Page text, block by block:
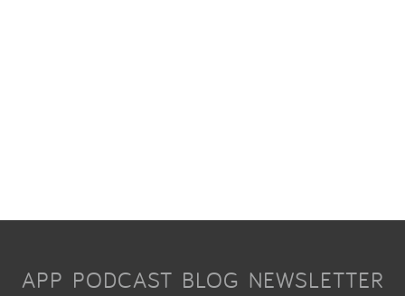
APP PODCAST BLOG NEWSLETTER